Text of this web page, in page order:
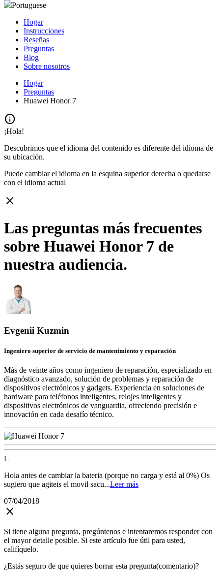
Portuguese
Hogar
Instrucciones
Reseñas
Preguntas
Blog
Sobre nosotros
Hogar
Preguntas
Huawei Honor 7
info
¡Hola!
Descubrimos que el idioma del contenido es diferente del idioma de
su ubicación.
Puede cambiar el idioma en la esquina superior derecha o quedarse
con el idioma actual
close
Las preguntas más frecuentes
sobre Huawei Honor 7 de
nuestra audiencia.
Evgenii Kuzmin
Ingeniero superior de servicio de mantenimiento y reparación
Más de veinte años como ingeniero de reparación, especializado en
diagnóstico avanzado, solución de problemas y reparación de
dispositivos electrónicos y gadgets. Experiencia en soluciones de
hardware para teléfonos inteligentes, relojes inteligentes y
dispositivos electrónicos de vanguardia, ofreciendo precisión e
innovación en cada desafío técnico.
L
Hola antes de cambiar la bateria (porque no carga y está al 0%) Os
sugiero que agiteis el movil sacu...Leer más
07/04/2018
close
Si tiene alguna pregunta, pregúntenos e intentaremos responder con
el mayor detalle posible. Si este artículo fue útil para usted,
califíquelo.
¿Estás seguro de que quieres borrar esta pregunta(comentario)?